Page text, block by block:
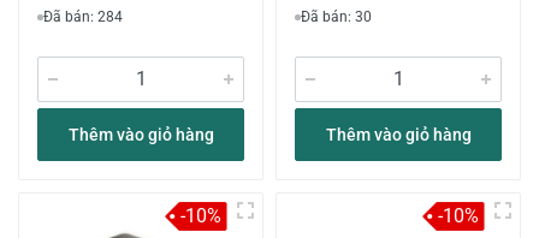
Đã bán: 284
Thêm vào giỏ hàng
Đã bán: 30
Thêm vào giỏ hàng
-10% -10%